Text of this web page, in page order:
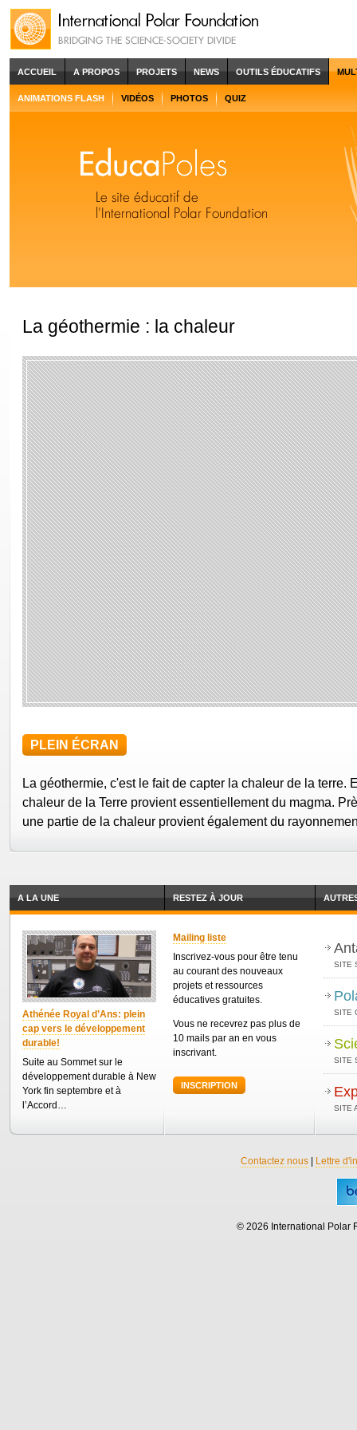
ACCUEIL A PROPOS PROJETS NEWS OUTILS ÉDUCATIFS
ANIMATIONS FLASH VIDÉOS PHOTOS QUIZ
La géothermie : la chaleur
PLEIN ÉCRAN
La géothermie, c'est le fait de capter la chaleur de la terre.
chaleur de la Terre provient essentiellement du magma.
une partie de la chaleur provient également du
A LA UNE
Athénée Royal d’Ans: plein
cap vers le développement
durable!
Suite au Sommet sur le
développement durable à New
York fin septembre et à
l’Accord…
RESTEZ À JOUR
Mailing liste
Inscrivez-vous pour être tenu
au courant des nouveaux
projets et ressources
éducatives gratuites.
Vous ne recevrez pas plus de
10 mails par an en vous
inscrivant.
INSCRIPTION
SITE
SITE
SITE
SITE
Contactez nous| Lettre
© 2026 International Polar